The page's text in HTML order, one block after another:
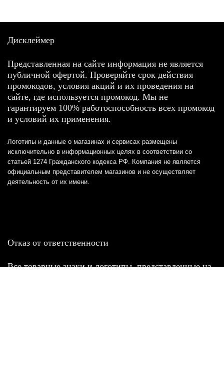
Дисклеймер
Представленная на сайте информация не является
публичной офертой. Проверяйте срок действия
промокодов, условия акций и их проведения на
сайте, где используется промокод. Мы не
гарантируем 100% работоспособность всех промокод
и условий их применения.
Логотипы и данные о магазинах и сервисах размещены
исключительно в информационных целях в соответствии со
статьей 1274 Гражданского кодекса РФ. Компания не является
официальным представителем магазинов и не осуществляет
деятельность от их имени.
Отказ от ответственности
Все товарные знаки и логотипы, представленные на